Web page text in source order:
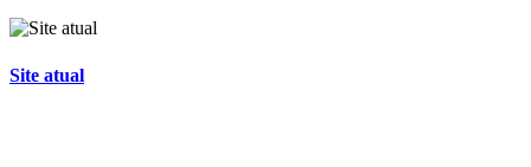
Site atual